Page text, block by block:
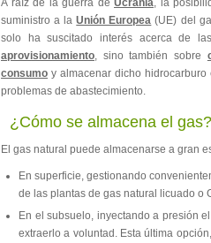
A raíz de la guerra de Ucrania, la
suministro a laUnión Europea (UE) del
solo ha suscitado interés acerca de
aprovisionamiento, sino también sobre
consumo y almacenar dicho
problemas de abastecimiento.
¿Cómo se almacena el gas?
El gas natural puede almacenarse a gran
En superficie, gestionando
de las plantas de gas natural licuado o
En el subsuelo, inyectando a presión
extraerlo a voluntad. Esta última